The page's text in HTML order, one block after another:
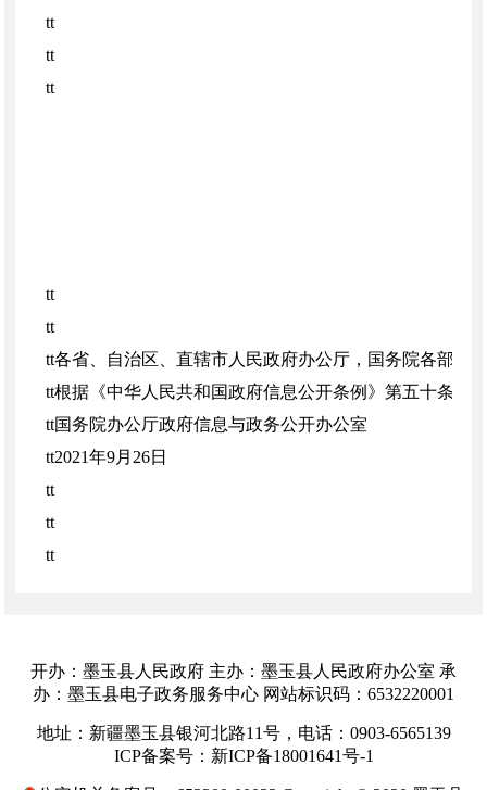
tt
tt
tt
tt
tt
tt各省、自治区、直辖市人民政府办公厅，国务院各部委
tt根据《中华人民共和国政府信息公开条例》第五十条的
tt国务院办公厅政府信息与政务公开办公室
tt2021年9月26日
tt
tt
tt
tt
tt 政府信息公开工作年度报告（以下简称年度报告），
式》，并根据情况变化适时更新。
开办：墨玉县人民政府 主办：墨玉县人民政府办公室 承
办：墨玉县电子政务服务中心 网站标识码：6532220001
地址：新疆墨玉县银河北路11号，电话：0903-6565139
ICP备案号：新ICP备18001641号-1